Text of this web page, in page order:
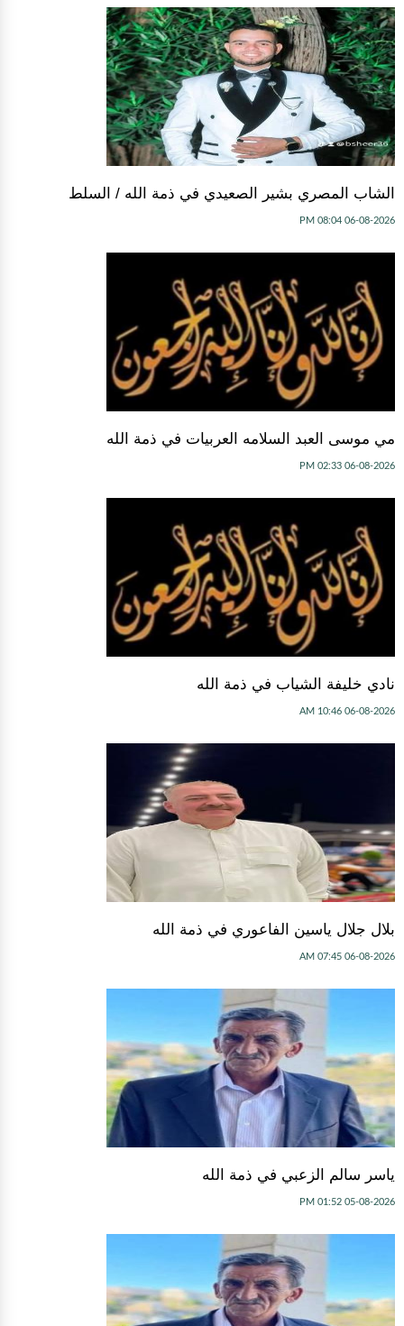
الشاب المصري بشير الصعيدي في ذمة الله / السلط
06-08-2026 08:04 PM
مي موسى العبد السلامه العربيات في ذمة الله
06-08-2026 02:33 PM
نادي خليفة الشياب في ذمة الله
06-08-2026 10:46 AM
بلال جلال ياسين الفاعوري في ذمة الله
06-08-2026 07:45 AM
ياسر سالم الزعبي في ذمة الله
05-08-2026 01:52 PM